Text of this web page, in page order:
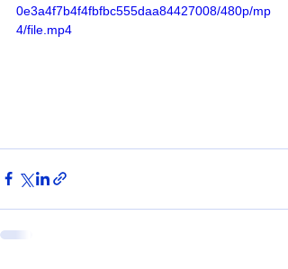
0e3a4f7b4f4fbfbc555daa84427008/480p/mp
4/file.mp4